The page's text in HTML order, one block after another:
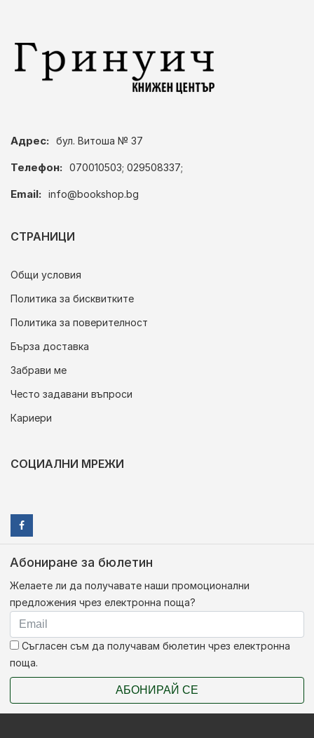
Адрес: бул. Витоша № 37
Телефон: 070010503; 029508337;
Email: info@bookshop.bg
СТРАНИЦИ
Общи условия
Политика за бисквитките
Политика за поверителност
Бърза доставка
Забрави ме
Често задавани въпроси
Кариери
СОЦИАЛНИ МРЕЖИ
Абониране за бюлетин
Желаете ли да получавате наши промоционални
предложения чрез електронна поща?
Съгласен съм да получавам бюлетин чрез електронна
поща.
АБОНИРАЙ СЕ